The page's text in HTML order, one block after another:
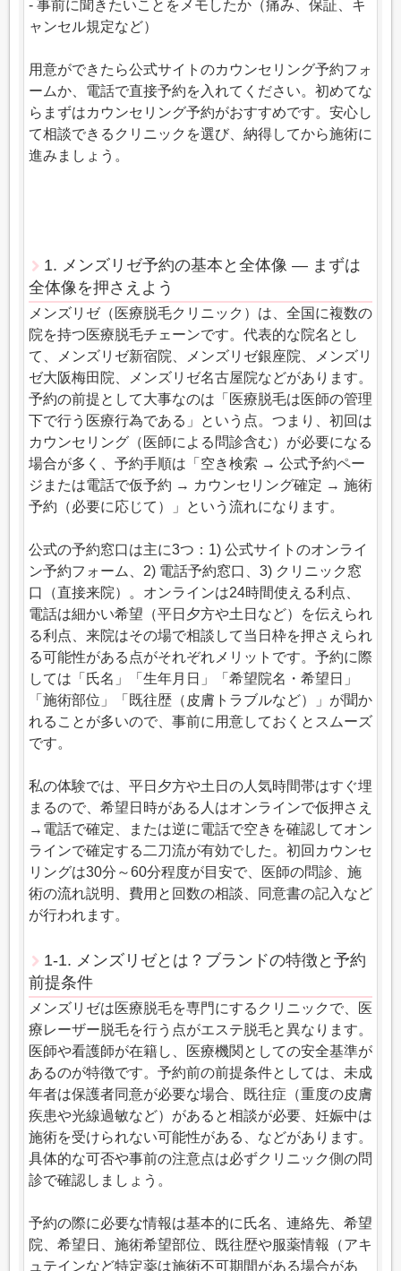
- 事前に聞きたいことをメモしたか（痛み、保証、キ
ャンセル規定など）
用意ができたら公式サイトのカウンセリング予約フォ
ームか、電話で直接予約を入れてください。初めてな
らまずはカウンセリング予約がおすすめです。安心し
て相談できるクリニックを選び、納得してから施術に
進みましょう。
1. メンズリゼ予約の基本と全体像 ― まずは
全体像を押さえよう
メンズリゼ（医療脱毛クリニック）は、全国に複数の
院を持つ医療脱毛チェーンです。代表的な院名とし
て、メンズリゼ新宿院、メンズリゼ銀座院、メンズリ
ゼ大阪梅田院、メンズリゼ名古屋院などがあります。
予約の前提として大事なのは「医療脱毛は医師の管理
下で行う医療行為である」という点。つまり、初回は
カウンセリング（医師による問診含む）が必要になる
場合が多く、予約手順は「空き検索 → 公式予約ペー
ジまたは電話で仮予約 → カウンセリング確定 → 施術
予約（必要に応じて）」という流れになります。
公式の予約窓口は主に3つ：1) 公式サイトのオンライ
ン予約フォーム、2) 電話予約窓口、3) クリニック窓
口（直接来院）。オンラインは24時間使える利点、
電話は細かい希望（平日夕方や土日など）を伝えられ
る利点、来院はその場で相談して当日枠を押さえられ
る可能性がある点がそれぞれメリットです。予約に際
しては「氏名」「生年月日」「希望院名・希望日」
「施術部位」「既往歴（皮膚トラブルなど）」が聞か
れることが多いので、事前に用意しておくとスムーズ
です。
私の体験では、平日夕方や土日の人気時間帯はすぐ埋
まるので、希望日時がある人はオンラインで仮押さえ
→電話で確定、または逆に電話で空きを確認してオン
ラインで確定する二刀流が有効でした。初回カウンセ
リングは30分～60分程度が目安で、医師の問診、施
術の流れ説明、費用と回数の相談、同意書の記入など
が行われます。
1-1. メンズリゼとは？ブランドの特徴と予約
前提条件
メンズリゼは医療脱毛を専門にするクリニックで、医
療レーザー脱毛を行う点がエステ脱毛と異なります。
医師や看護師が在籍し、医療機関としての安全基準が
あるのが特徴です。予約前の前提条件としては、未成
年者は保護者同意が必要な場合、既往症（重度の皮膚
疾患や光線過敏など）があると相談が必要、妊娠中は
施術を受けられない可能性がある、などがあります。
具体的な可否や事前の注意点は必ずクリニック側の問
診で確認しましょう。
予約の際に必要な情報は基本的に氏名、連絡先、希望
院、希望日、施術希望部位、既往歴や服薬情報（アキ
ュテインなど特定薬は施術不可期間がある場合があ